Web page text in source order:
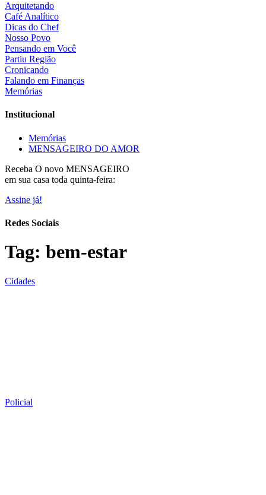
Arquitetando
Café Analítico
Dicas do Chef
Nosso Povo
Pensando em Você
Partiu Região
Cronicando
Falando em Finanças
Memórias
Institucional
Memórias
MENSAGEIRO DO AMOR
Receba O novo MENSAGEIRO
em sua casa toda quinta-feira:
Assine já!
Redes Sociais
Tag: bem-estar
Cidades
Policial